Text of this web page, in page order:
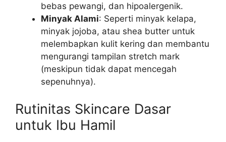
bebas pewangi, dan hipoalergenik.
Minyak Alami: Seperti minyak kelapa,
minyak jojoba, atau shea butter untuk
melembapkan kulit kering dan membantu
mengurangi tampilan stretch mark
(meskipun tidak dapat mencegah
sepenuhnya).
Rutinitas Skincare Dasar
untuk Ibu Hamil